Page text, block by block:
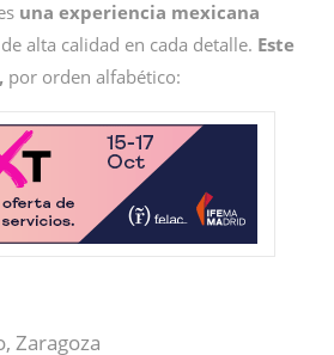
una experiencia mexicana
alta calidad en cada detalle. Este
por orden alfabético:
Zaragoza